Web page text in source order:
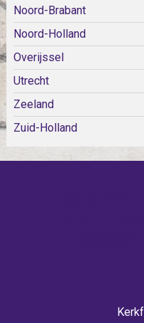
Noord-Brabant
Noord-Holland
Overijssel
Utrecht
Zeeland
Zuid-Holland